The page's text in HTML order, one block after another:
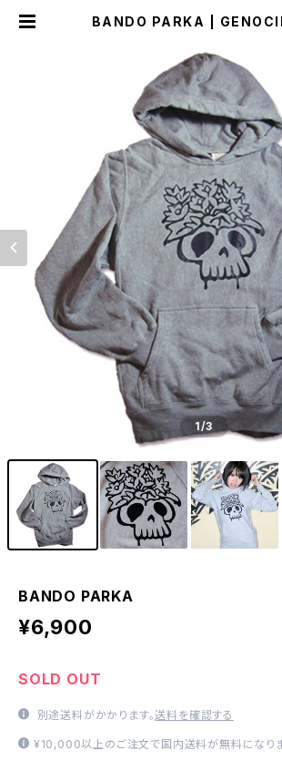
BANDO PARKA |
1/3
BANDO PARKA
¥6,900
SOLD OUT
別途送料がかかります。送料を確認する
¥10,000以上のご注文で国内送料が無料になりま